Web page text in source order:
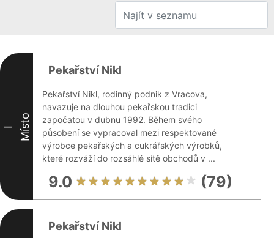
I Místo
Pekařství Nikl
Pekařství Nikl, rodinný podnik z Vracova,
navazuje na dlouhou pekařskou tradici
započatou v dubnu 1992. Během svého
působení se vypracoval mezi respektované
výrobce pekařských a cukrářských výrobků,
které rozváží do rozsáhlé sítě obchodů v ...
9.0 (79)
Pekařství Nikl